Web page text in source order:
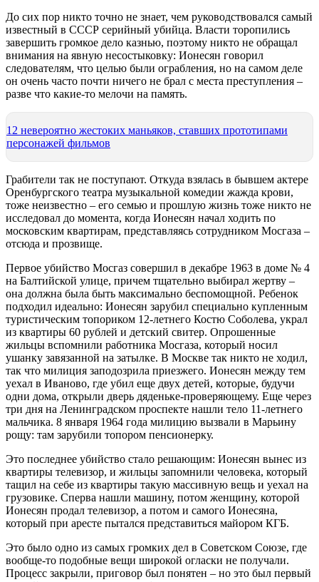
До сих пор никто точно не знает, чем руководствовался самый
известный в СССР серийный убийца. Власти торопились
завершить громкое дело казнью, поэтому никто не обращал
внимания на явную несостыковку: Ионесян говорил
следователям, что целью были ограбления, но на самом деле
он очень часто почти ничего не брал с места преступления –
разве что какие-то мелочи на память.
12 невероятно жестоких маньяков, ставших прототипами
персонажей фильмов
Грабители так не поступают. Откуда взялась в бывшем актере
Оренбургского театра музыкальной комедии жажда крови,
тоже неизвестно – его семью и прошлую жизнь тоже никто не
исследовал до момента, когда Ионесян начал ходить по
московским квартирам, представляясь сотрудником Мосгаза –
отсюда и прозвище.
Первое убийство Мосгаз совершил в декабре 1963 в доме № 4
на Балтийской улице, причем тщательно выбирал жертву –
она должна была быть максимально беспомощной. Ребенок
подходил идеально: Ионесян зарубил специально купленным
туристическим топориком 12-летнего Костю Соболева, украл
из квартиры 60 рублей и детский свитер. Опрошенные
жильцы вспомнили работника Мосгаза, который носил
ушанку завязанной на затылке. В Москве так никто не ходил,
так что милиция заподозрила приезжего. Ионесян между тем
уехал в Иваново, где убил еще двух детей, которые, будучи
одни дома, открыли дверь дяденьке-проверяющему. Еще через
три дня на Ленинградском проспекте нашли тело 11-летнего
мальчика. 8 января 1964 года милицию вызвали в Марьину
рощу: там зарубили топором пенсионерку.
Это последнее убийство стало решающим: Ионесян вынес из
квартиры телевизор, и жильцы запомнили человека, который
тащил на себе из квартиры такую массивную вещь и уехал на
грузовике. Сперва нашли машину, потом женщину, которой
Ионесян продал телевизор, а потом и самого Ионесяна,
который при аресте пытался представиться майором КГБ.
Это было одно из самых громких дел в Советском Союзе, где
вообще-то подобные вещи широкой огласки не получали.
Процесс закрыли, приговор был понятен – но это был первый